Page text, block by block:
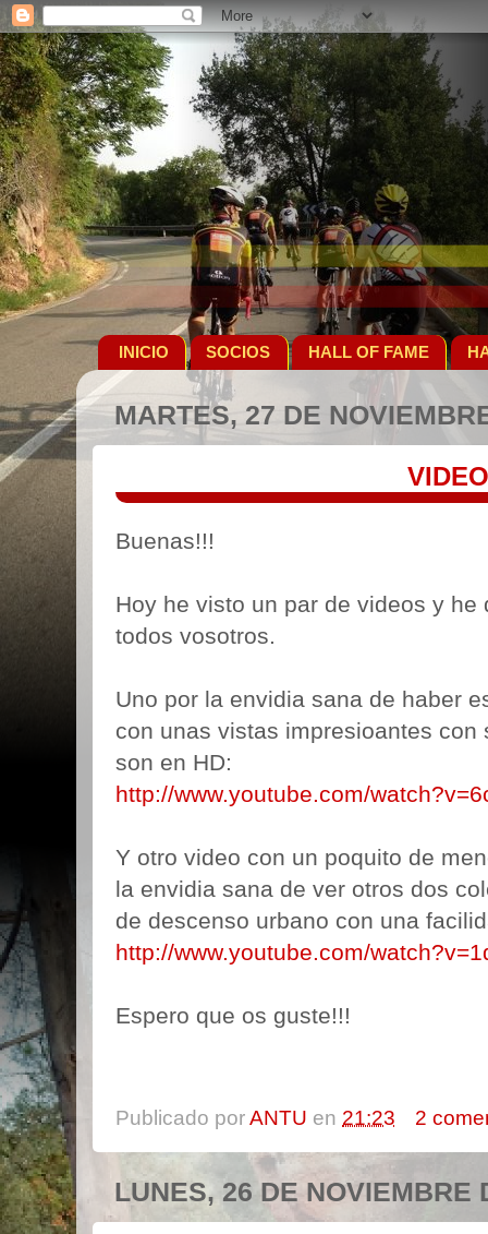
INICIO SOCIOS HALL OF FAME
MARTES, 27 DE
Buenas!!!
Hoy he visto un par de videos y
todos vosotros.
Uno por la envidia sana de haber
con unas vistas impresioantes
son en HD:
http://www.youtube.com/
Y otro video con un poquito de
la envidia sana de ver otros dos
de descenso urbano con una
http://www.youtube.com/
Espero que os guste!!!
Publicado porANTU en 21:23 2
LUNES, 26 DE NOVIEMBRE